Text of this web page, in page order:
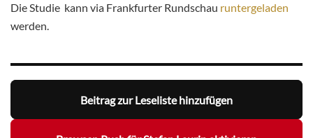
Die Studie kann via Frankfurter Rundschau runtergeladen
werden.
Beitrag zur Leseliste hinzufügen